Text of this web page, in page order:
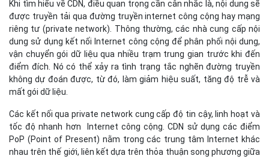
Khi tìm hiểu về CDN, điều quan trọng cần cân nhắc là, nội dung sẽ
được truyền tải qua đường truyền internet công cộng hay mạng
riêng tư (private network). Thông thường, các nhà cung cấp nội
dung sử dụng kết nối Internet công cộng để phân phối nội dung,
vận chuyển gói dữ liệu qua nhiều trạm trung gian trước khi đến
điểm đích. Nó có thể xảy ra tình trạng tắc nghẽn đường truyền
không dự đoán được, từ đó, làm giảm hiệu suất, tăng độ trễ và
mất gói dữ liệu.
Các kết nối qua private network cung cấp độ tin cậy, linh hoạt và
tốc độ nhanh hơn Internet công cộng. CDN sử dụng các điểm
PoP (Point of Present) nằm trong các trung tâm Internet khác
nhau trên thế giới, liên kết dựa trên thỏa thuận song phương giữa